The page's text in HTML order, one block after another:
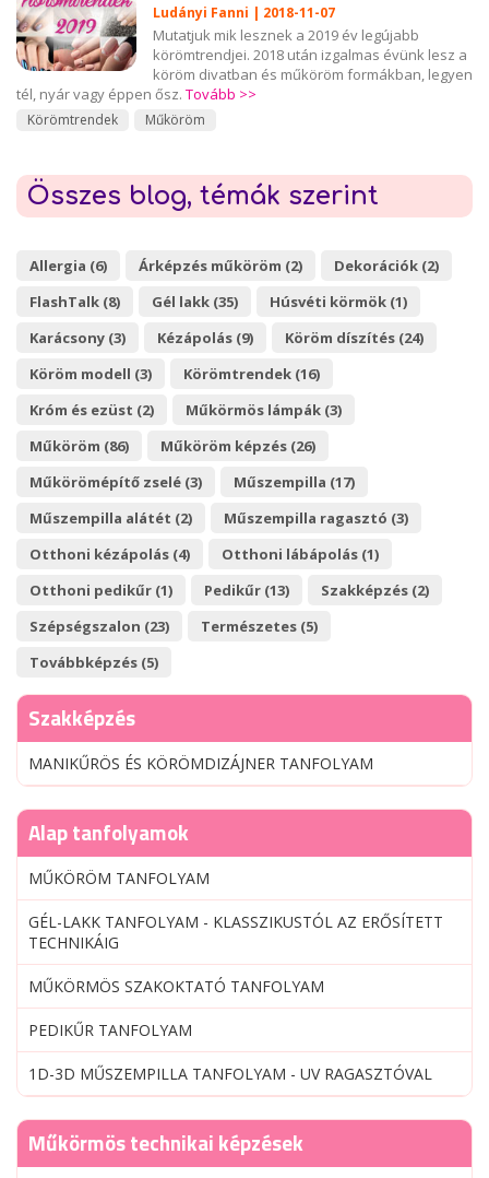
Ludányi Fanni | 2018-11-07
Mutatjuk mik lesznek a 2019 év legújabb
körömtrendjei. 2018 után izgalmas évünk lesz a
köröm divatban és műköröm formákban, legyen
tél, nyár vagy éppen ősz. Tovább >>
Körömtrendek Műköröm
Összes blog, témák szerint
Allergia (6) Árképzés műköröm (2)
Dekorációk (2)
FlashTalk (8)
Gél lakk (35)
Húsvéti körmök (1)
Karácsony (3)
Kézápolás (9)
Köröm díszítés (24)
Köröm modell (3)
Körömtrendek (16)
Króm és ezüst (2)
Műkörmös lámpák (3)
Műköröm (86)
Műköröm képzés (26)
Műkörömépítő zselé (3)
Műszempilla (17)
Műszempilla alátét (2)
Műszempilla ragasztó (3)
Otthoni kézápolás (4)
Otthoni lábápolás (1)
Otthoni pedikűr (1)
Pedikűr (13)
Szakképzés (2)
Szépségszalon (23)
Természetes (5)
Továbbképzés (5)
Szakképzés
MANIKŰRÖS ÉS KÖRÖMDIZÁJNER TANFOLYAM
Alap tanfolyamok
MŰKÖRÖM TANFOLYAM
GÉL-LAKK TANFOLYAM - KLASSZIKUSTÓL AZ ERŐSÍTETT
TECHNIKÁIG
MŰKÖRMÖS SZAKOKTATÓ TANFOLYAM
PEDIKŰR TANFOLYAM
1D-3D MŰSZEMPILLA TANFOLYAM - UV RAGASZTÓVAL
Műkörmös technikai képzések